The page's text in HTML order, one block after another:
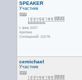
SPEAKER
Участник
с фев 2007
Арктика
Сообщений: 10278
cemichael
Участник